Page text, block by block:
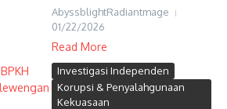
AbyssblightRadiantmage
01/22/2026
Read More
Investigasi Independen
Korupsi & Penyalahgunaan
Kekuasaan